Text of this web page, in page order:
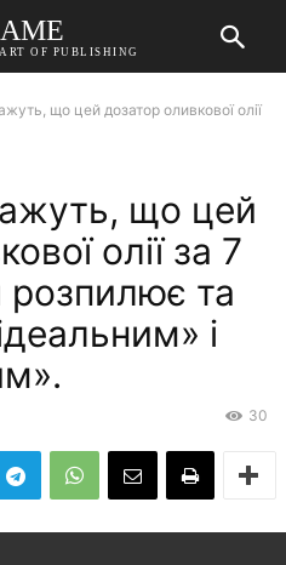
OF PUBLISHING
що цей дозатор оливкової олії
що цей
олії за 7
розпилює та
і
30